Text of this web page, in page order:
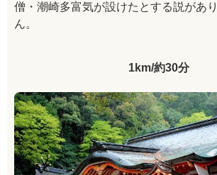
僧・潮崎多富気が設けたとする説があ
ん。
1km/約30分